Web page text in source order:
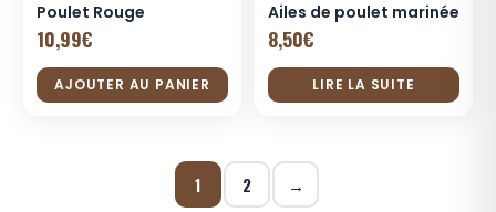
Poulet Rouge
10,99€
AJOUTER AU PANIER
Ailes de poulet marinée
8,50€
LIRE LA SUITE
1 2 →